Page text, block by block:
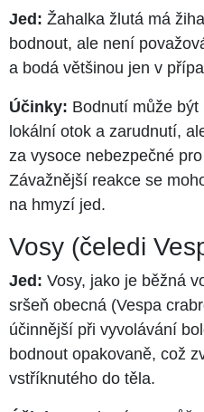
Jed: Žahalka žlutá má
bodnout, ale není
a bodá většinou jen v
Účinky: Bodnutí může
lokální otok a zarudnutí,
za vysoce nebezpečné
Závažnější reakce se
na hmyzí jed.
Vosy (čeledi
Jed: Vosy, jako je běžná
sršeň obecná (Vespa
účinnější při vyvolávání
bodnout opakovaně, což
vstříknutého do těla.